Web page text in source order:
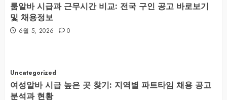
룸알바 시급과 근무시간 비교: 전국 구인 공고 바로보기
및 채용정보
6월 5, 2026 0
Uncategorized
여성알바 시급 높은 곳 찾기: 지역별 파트타임 채용 공고
분석과 현황